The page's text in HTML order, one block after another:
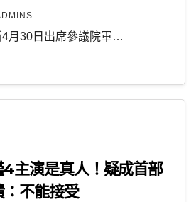
月30日出席參議院軍…
主演是真人！疑成首部
不能接受